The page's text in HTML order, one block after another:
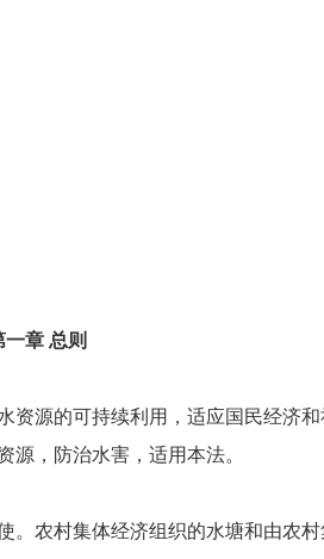
章 总则
源的可持续利用，适应国民经济
，防治水害，适用本法。
农村集体经济组织的水塘和由农